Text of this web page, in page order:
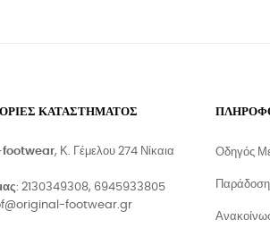
ΚΑΤΑΣΤΉΜΑΤΟΣ
, Κ. Γέμελου 274 Νίκαια
: 2130349308, 6945933805
footwear.gr
Οδηγός
Παράδοση